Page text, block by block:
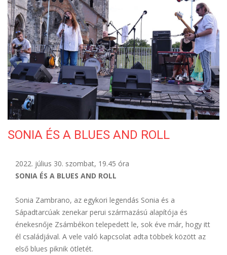
RÓLUNK
ELÉRHETŐSÉG
SONIA ÉS A BLUES AND ROLL
2022. július 30. szombat, 19.45 óra
SONIA ÉS A BLUES AND ROLL
Sonia Zambrano, az egykori legendás Sonia és a
Sápadtarcúak zenekar perui származású alapítója és
énekesnője Zsámbékon telepedett le, sok éve már, hogy itt
él családjával. A vele való kapcsolat adta többek között az
első blues piknik ötletét.